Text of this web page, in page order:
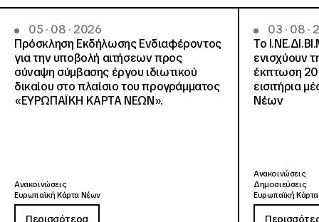
05 · 08 · 2026
Πρόσκληση Εκδήλωσης Ενδιαφέροντος
για την υποβολή αιτήσεων προς
σύναψη σύμβασης έργου ιδιωτικού
δικαίου στο πλαίσιο του προγράμματος
«ΕΥΡΩΠΑΪΚΗ ΚΑΡΤΑ ΝΕΩΝ».
Ανακοινώσεις
Ευρωπαϊκή Κάρτα Νέων
Περισσότερα
03 · 08 ·
Το
ενισχύουν
έκπτωση
εισιτήρια
Νέων
Ανακοινώσεις
Δημοσιεύσεις
Ευρωπαϊκή